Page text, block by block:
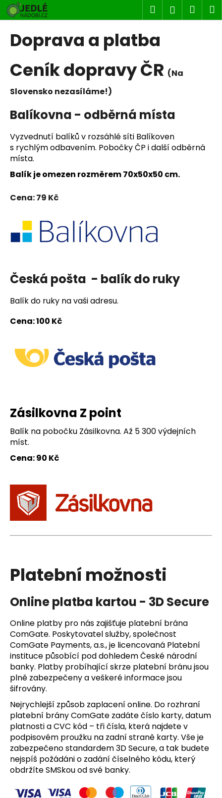
Přejít
na
obsah
Hledat
Doprava a platba
Ceník dopravy ČR (Na
Slovensko nezasíláme!)
Balíkovna - odběrná místa
Vyzvednutí balíků v rozsáhlé síti Balíkoven
s rychlým odbavením. Pobočky ČP i další odběrná
místa.
Balík je omezen rozměrem 70x50x50 cm.
Cena: 79 Kč
Česká pošta - balík do ruky
Balík do ruky na vaši adresu.
Cena: 100 Kč
Zásilkovna Z point
Balík na pobočku Zásilkovna. Až 5 300 výdejních
míst.
Cena: 90 Kč
Platební možnosti
Online platba kartou - 3D Secure
Online platby pro nás zajišťuje platební brána
ComGate. Poskytovatel služby, společnost
ComGate Payments, a.s., je licencovaná Platební
instituce působící pod dohledem České národní
banky. Platby probíhající skrze platební bránu jsou
plně zabezpečeny a veškeré informace jsou
šifrovány.
Nejrychlejší způsob zaplacení online. Do rozhraní
platební brány ComGate zadáte číslo karty, datum
platnosti a CVC kód – tři čísla, která najdete v
podpisovém proužku na zadní straně karty. Vše je
zabezpečeno standardem 3D Secure, a tak budete
nejspíš požádáni o zadání číselného kódu, který
obdržíte SMSkou od své banky.
K
o
o
p
o
ř
e
b
u
j
t
a
j
t
?
o
u
č
u